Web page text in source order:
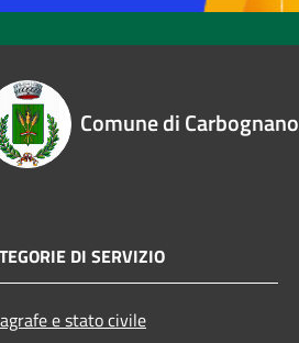
Comune di Carbognano
DI SERVIZIO
e stato civile